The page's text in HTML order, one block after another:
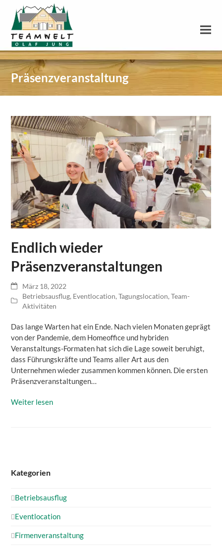
Präsenzveranstaltung
Endlich wieder
Präsenzveranstaltungen
März 18, 2022
Betriebsausflug, Eventlocation,Tagungslocation,Team-
Aktivitäten
Das lange Warten hat ein Ende. Nach vielen Monaten geprägt
von der Pandemie, dem Homeoffice und hybriden
Veranstaltungs-Formaten hat sich die Lage soweit beruhigt,
dass Führungskräfte und Teams aller Art aus den
Unternehmen wieder zusammen kommen können. Die ersten
Präsenzveranstaltungen…
Weiter lesen
Kategorien
Betriebsausflug
Eventlocation
Firmenveranstaltung